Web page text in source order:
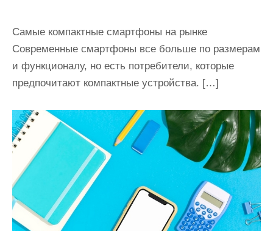
Самые компактные смартфоны на рынке
Современные смартфоны все больше по размерам
и функционалу, но есть потребители, которые
предпочитают компактные устройства. […]